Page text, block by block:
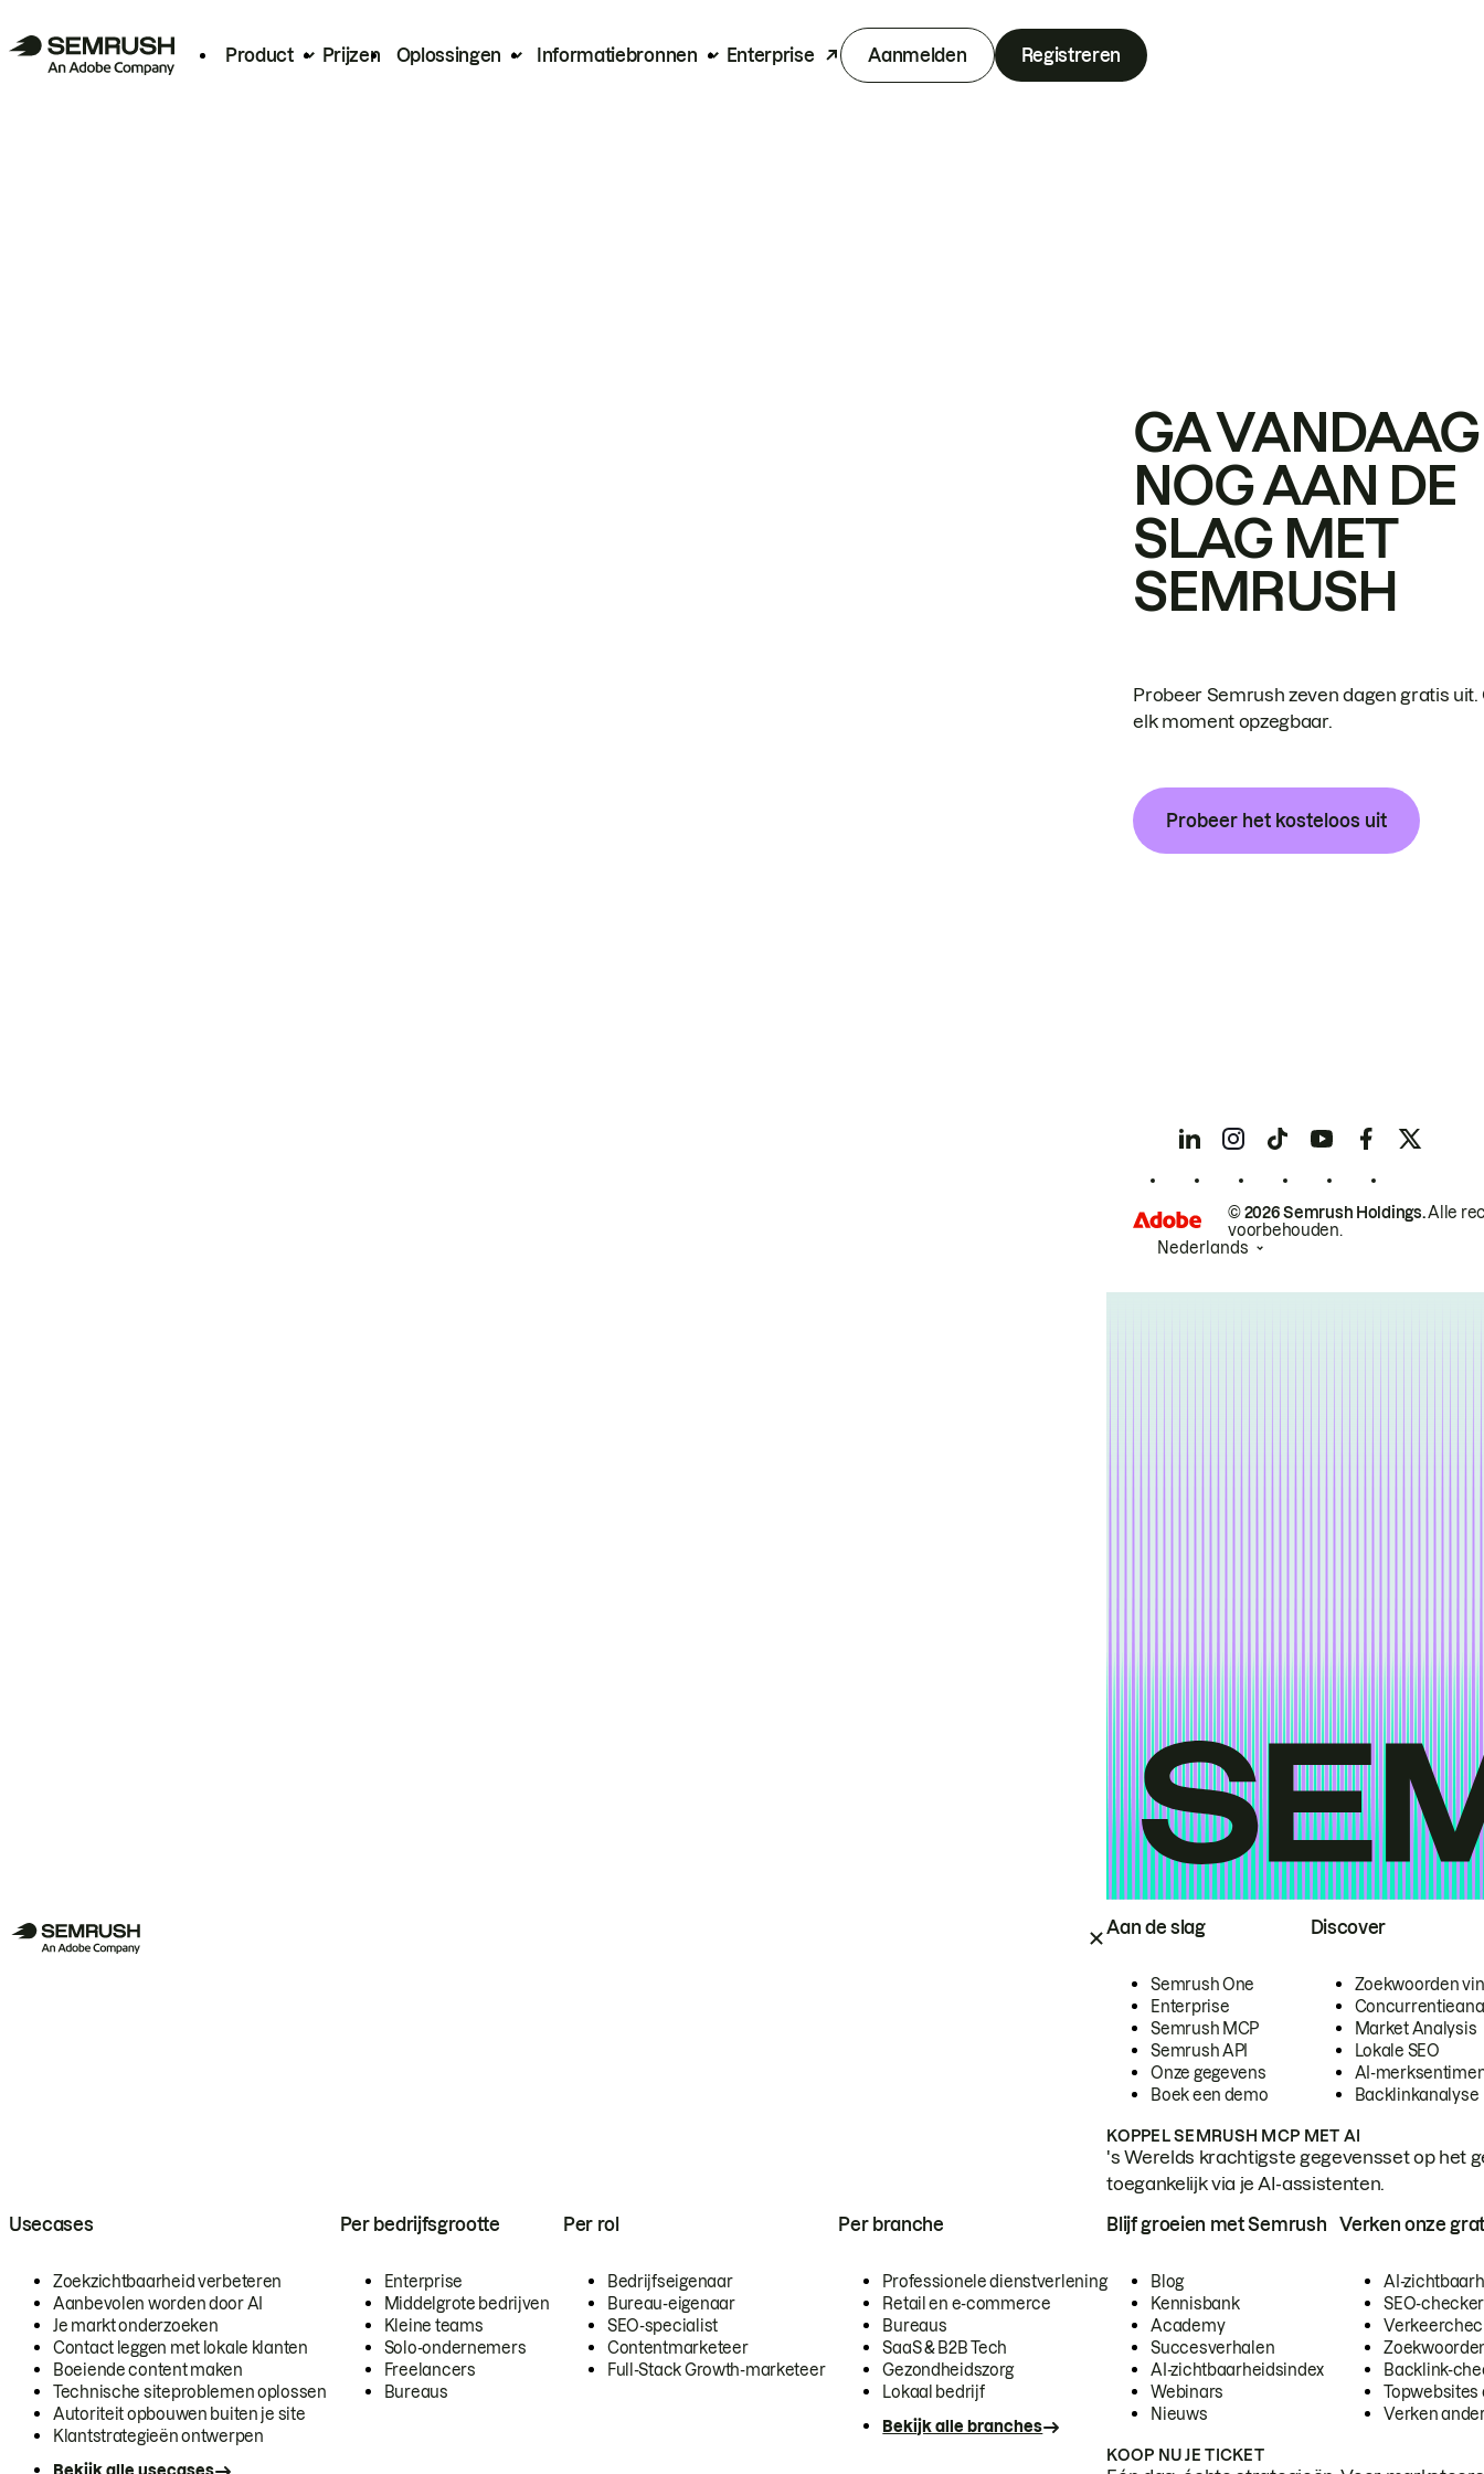
Product Prijzen Oplossingen Informatiebronnen Enterprise Aanmelden Registreren
Aan de slag
Semrush One
Enterprise
Semrush MCP
Semrush API
Onze gegevens
Boek een demo
Discover
Zoekwoorden
Market Analysis
Lokale SEO
AI-
Backlinkanalyse
KOPPEL SEMRUSH MCP MET AI
's Werelds krachtigste gegevensset op het
toegankelijk via je AI-assistenten.
Usecases
Zoekzichtbaarheid verbeteren
Aanbevolen worden door AI
Je markt onderzoeken
Contact leggen met lokale klanten
Boeiende content maken
Technische siteproblemen oplossen
Autoriteit opbouwen buiten je site
Klantstrategieën ontwerpen
Per bedrijfsgrootte
Enterprise
Middelgrote bedrijven
Kleine teams
Solo-ondernemers
Freelancers
Bureaus
Per rol
Bedrijfseigenaar
Bureau-eigenaar
SEO-specialist
Contentmarketeer
Full-Stack Growth-marketeer
Per branche
Professionele dienstverlening
Retail en e-commerce
Bureaus
SaaS & B2B Tech
Gezondheidszorg
Lokaal bedrijf
Bekijk alle branches
Blijf groeien met Semrush
Blog
Kennisbank
Academy
Succesverhalen
AI-zichtbaarheidsindex
Webinars
Nieuws
Verken onze
AI-
SEO-checker
Backlink-
Topwebsites
Verken
KOOP NU JE TICKET
GA VANDAAG
NOG AAN DE
SLAG MET
SEMRUSH
Probeer Semrush zeven dagen gratis uit.
elk moment opzegbaar.
Probeer het kosteloos uit
© 2026 Semrush Holdings.Alle
voorbehouden.
Nederlands